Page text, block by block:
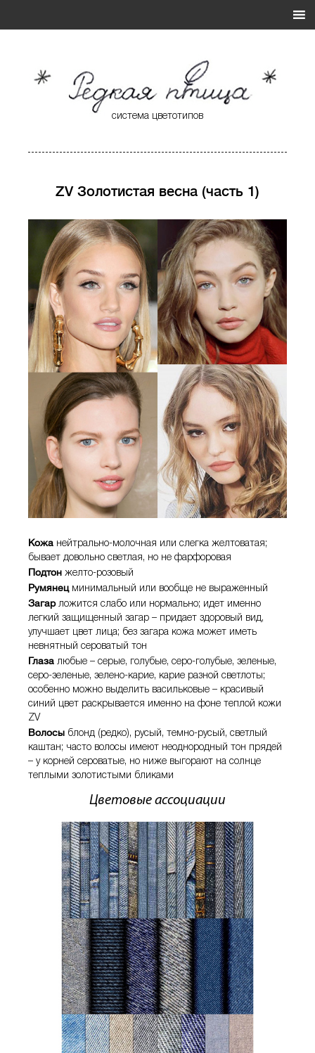
система цветотипов
ZV Золотистая весна (часть 1)
Кожа нейтрально-молочная или слегка желтоватая;
бывает довольно светлая, но не фарфоровая
Подтон желто-розовый
Румянецминимальный или вообще не выраженный
Загарложится слабо или нормально; идет именно
легкий защищенный загар – придает здоровый вид,
улучшает цвет лица; без загара кожа может иметь
невнятный сероватый тон
Глаза любые – серые, голубые, серо-голубые, зеленые,
серо-зеленые, зелено-карие, карие разной светлоты;
особенно можно выделить васильковые – красивый
синий цвет раскрывается именно на фоне теплой кожи
ZV
Волосы блонд (редко), русый, темно-русый, светлый
каштан; часто волосы имеют неоднородный тон прядей
– у корней сероватые, но ниже выгорают на солнце
теплыми золотистыми бликами
Цветовые ассоциации